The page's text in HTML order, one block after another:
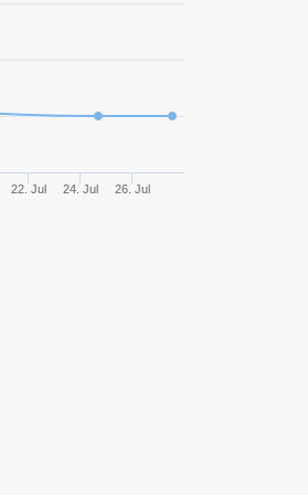
74,00% 2832,08
47,46% 1144,35
22. Jul 24. Jul 26. Jul